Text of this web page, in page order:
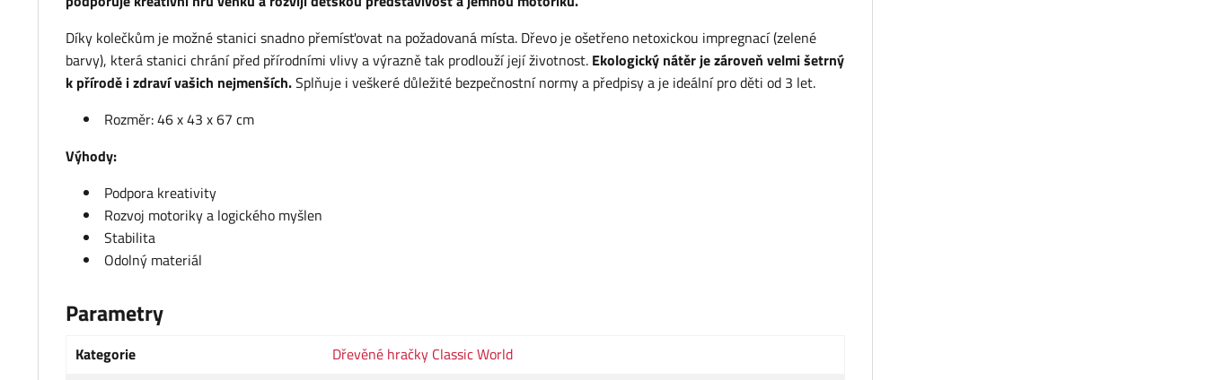
Díky kolečkům je možné stanici snadno přemísťovat na požadovaná místa. Dřevo je ošetřeno netoxickou impregnací (zelené
barvy), která stanici chrání před přírodními vlivy a výrazně tak prodlouží její životnost. Ekologický nátěr je zároveň velmi šetrný
k přírodě i zdraví vašich nejmenších.Splňuje i veškeré důležité bezpečnostní normy a předpisy a je ideální pro děti od 3 let.
Rozměr: 46 x 43 x 67 cm
Výhody:
Podpora kreativity
Rozvoj motoriky a logického myšlen
Stabilita
Odolný materiál
Parametry
Kategorie
Dřevěné hračky Classic World